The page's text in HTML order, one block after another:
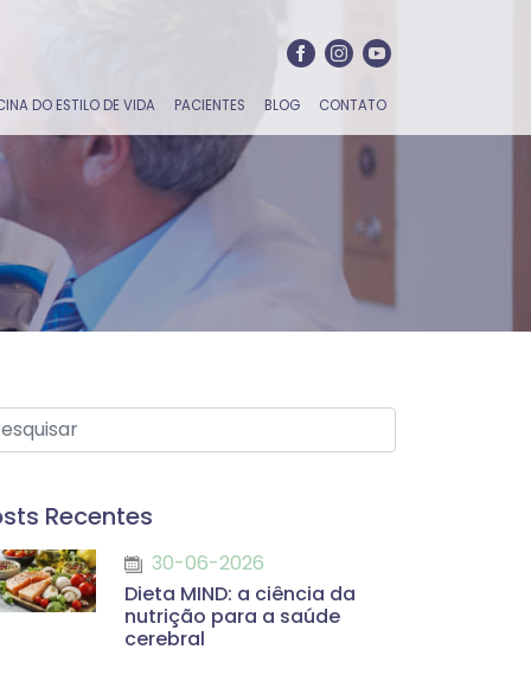
DO ESTILO DE VIDA PACIENTES BLOG CONTATO
Recentes
30-06-2026
Dieta MIND: a ciência da
nutrição para a saúde
cerebral